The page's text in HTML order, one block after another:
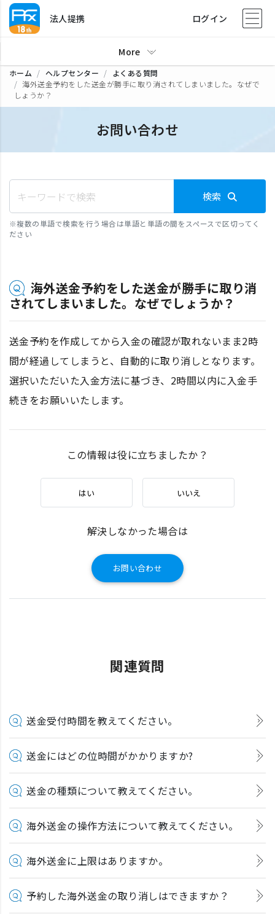
法人提携 ログイン
More
ホーム ヘルプセンター
よくある質問
海外送金予約をした送金が勝手に取り消されてしまいました。なぜで
しょうか？
お問い合わせ
検索
※複数の単語で検索を行う場合は単語と単語の間をスペースで区切ってく
ださい
海外送金予約をした送金が勝手に取り消
されてしまいました。なぜでしょうか？
送金予約を作成してから入金の確認が取れないまま2時
間が経過してしまうと、自動的に取り消しとなります。
選択いただいた入金方法に基づき、2時間以内に入金手
続きをお願いいたします。
この情報は役に立ちましたか？
はい いいえ
解決しなかった場合は
お問い合わせ
関連質問
送金受付時間を教えてください。
送金にはどの位時間がかかりますか?
送金の種類について教えてください。
海外送金の操作方法について教えてください。
海外送金に上限はありますか。
予約した海外送金の取り消しはできますか？